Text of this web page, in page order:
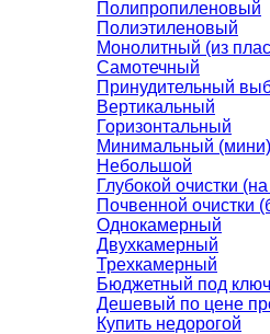
Полипропиленовый
Полиэтиленовый
Монолитный (из
Самотечный
Принудительный
Вертикальный
Горизонтальный
Минимальный (мини)
Небольшой
Глубокой очистки (на
Почвенной очистки
Однокамерный
Двухкамерный
Трехкамерный
Бюджетный под ключ
Дешевый по цене
Купить недорогой